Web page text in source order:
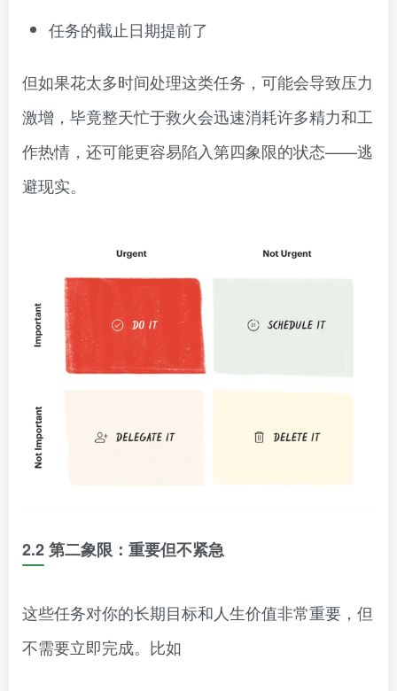
任务的截止日期提前了
但如果花太多时间处理这类任务，可能会导致压力
激增，毕竟整天忙于救火会迅速消耗许多精力和工
作热情，还可能更容易陷入第四象限的状态——逃
避现实。
2.2 第二象限：重要但不紧急
这些任务对你的长期目标和人生价值非常重要，但
不需要立即完成。比如